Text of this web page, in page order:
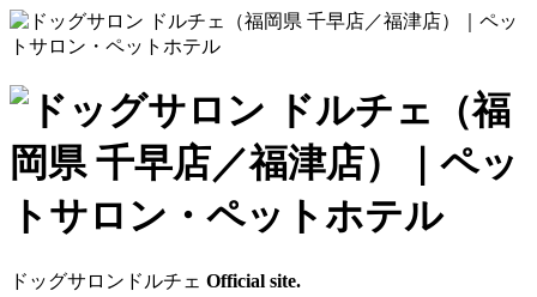
ド
ッ
グ
サ
ドッグサロンドルチェ Official site.